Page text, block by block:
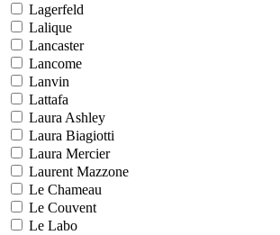
Lagerfeld
Lalique
Lancaster
Lancome
Lanvin
Lattafa
Laura Ashley
Laura Biagiotti
Laura Mercier
Laurent Mazzone
Le Chameau
Le Couvent
Le Labo